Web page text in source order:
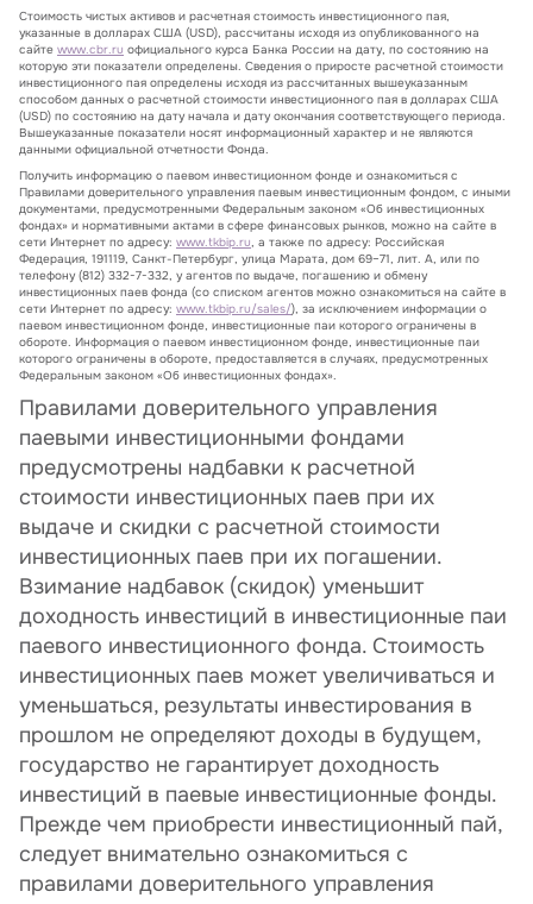
Стоимость чистых активов и расчетная стоимость инвестиционного пая,
указанные в долларах США (USD), рассчитаны исходя из опубликованного на
сайте www.cbr.ru официального курса Банка России на дату, по состоянию на
которую эти показатели определены. Сведения о приросте расчетной стоимости
инвестиционного пая определены исходя из рассчитанных вышеуказанным
способом данных о расчетной стоимости инвестиционного пая в долларах США
(USD) по состоянию на дату начала и дату окончания соответствующего периода.
Вышеуказанные показатели носят информационный характер и не являются
данными официальной отчетности Фонда.
Получить информацию о паевом инвестиционном фонде и ознакомиться с
Правилами доверительного управления паевым инвестиционным фондом, с иными
документами, предусмотренными Федеральным законом «Об инвестиционных
фондах» и нормативными актами в сфере финансовых рынков, можно на сайте в
сети Интернет по адресу: www.tkbip.ru, а также по адресу: Российская
Федерация, 191119, Санкт-Петербург, улица Марата, дом 69–71, лит. А, или по
телефону (812) 332-7-332, у агентов по выдаче, погашению и обмену
инвестиционных паев фонда (со списком агентов можно ознакомиться на сайте в
сети Интернет по адресу: www.tkbip.ru/sales/), за исключением информации о
паевом инвестиционном фонде, инвестиционные паи которого ограничены в
обороте. Информация о паевом инвестиционном фонде, инвестиционные паи
которого ограничены в обороте, предоставляется в случаях, предусмотренных
Федеральным законом «Об инвестиционных фондах».
Правилами доверительного управления
паевыми инвестиционными фондами
предусмотрены надбавки к расчетной
стоимости инвестиционных паев при их
выдаче и скидки с расчетной стоимости
инвестиционных паев при их погашении.
Взимание надбавок (скидок) уменьшит
доходность инвестиций в инвестиционные паи
паевого инвестиционного фонда. Стоимость
инвестиционных паев может увеличиваться и
уменьшаться, результаты инвестирования в
прошлом не определяют доходы в будущем,
государство не гарантирует доходность
инвестиций в паевые инвестиционные фонды.
Прежде чем приобрести инвестиционный пай,
следует внимательно ознакомиться с
правилами доверительного управления